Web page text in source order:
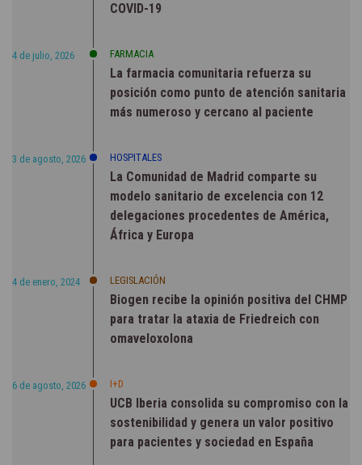
COVID-19
4 de julio, 2026 FARMACIA
La farmacia comunitaria refuerza su
posición como punto de atención sanitaria
más numeroso y cercano al paciente
3 de agosto, 2026 HOSPITALES
La Comunidad de Madrid comparte su
modelo sanitario de excelencia con 12
delegaciones procedentes de América,
África y Europa
4 de enero, 2024 LEGISLACIÓN
Biogen recibe la opinión positiva del CHMP
para tratar la ataxia de Friedreich con
omaveloxolona
6 de agosto, 2026 I+D
UCB Iberia consolida su compromiso con la
sostenibilidad y genera un valor positivo
para pacientes y sociedad en España